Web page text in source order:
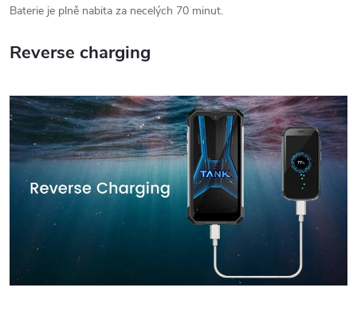
Baterie je plně nabita za necelých 70 minut.
Reverse charging